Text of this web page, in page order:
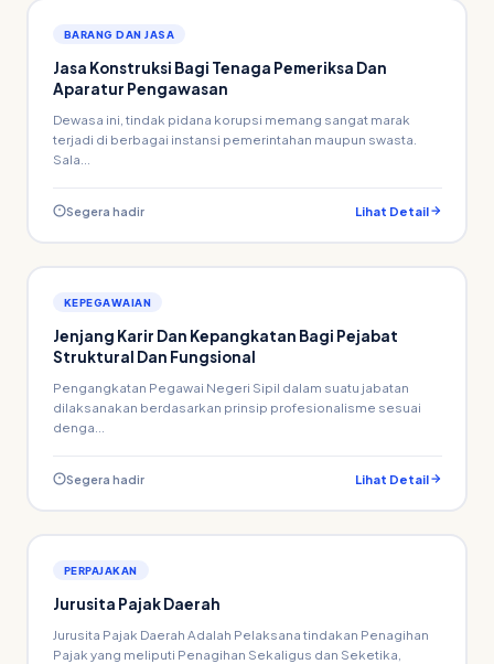
BARANG DAN JASA
Jasa Konstruksi Bagi Tenaga Pemeriksa Dan
Aparatur Pengawasan
Dewasa ini, tindak pidana korupsi memang sangat marak
terjadi di berbagai instansi pemerintahan maupun swasta.
Sala...
Segera hadir Lihat Detail
KEPEGAWAIAN
Jenjang Karir Dan Kepangkatan Bagi Pejabat
Struktural Dan Fungsional
Pengangkatan Pegawai Negeri Sipil dalam suatu jabatan
dilaksanakan berdasarkan prinsip profesionalisme sesuai
denga...
Segera hadir Lihat Detail
PERPAJAKAN
Jurusita Pajak Daerah
Jurusita Pajak Daerah Adalah Pelaksana tindakan Penagihan
Pajak yang meliputi Penagihan Sekaligus dan Seketika,